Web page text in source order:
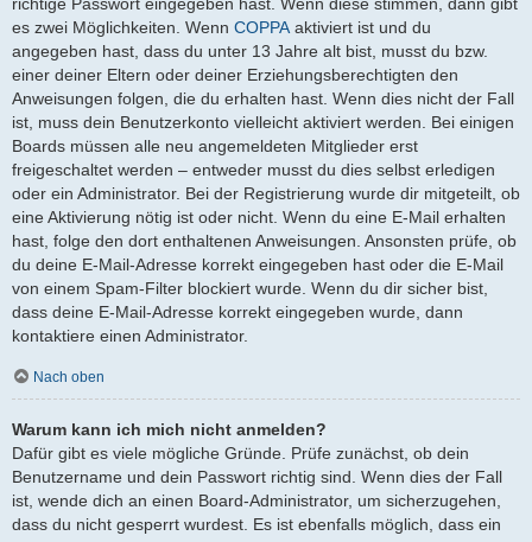
es zwei Möglichkeiten. Wenn COPPA aktiviert ist und du
angegeben hast, dass du unter 13 Jahre alt bist, musst du bzw.
einer deiner Eltern oder deiner Erziehungsberechtigten den
Anweisungen folgen, die du erhalten hast. Wenn dies nicht der Fall
ist, muss dein Benutzerkonto vielleicht aktiviert werden. Bei einigen
Boards müssen alle neu angemeldeten Mitglieder erst
freigeschaltet werden – entweder musst du dies selbst erledigen
oder ein Administrator. Bei der Registrierung wurde dir mitgeteilt, ob
eine Aktivierung nötig ist oder nicht. Wenn du eine E-Mail erhalten
hast, folge den dort enthaltenen Anweisungen. Ansonsten prüfe, ob
du deine E-Mail-Adresse korrekt eingegeben hast oder die E-Mail
von einem Spam-Filter blockiert wurde. Wenn du dir sicher bist,
dass deine E-Mail-Adresse korrekt eingegeben wurde, dann
kontaktiere einen Administrator.
Nach oben
Warum kann ich mich nicht anmelden?
Dafür gibt es viele mögliche Gründe. Prüfe zunächst, ob dein
Benutzername und dein Passwort richtig sind. Wenn dies der Fall
ist, wende dich an einen Board-Administrator, um sicherzugehen,
dass du nicht gesperrt wurdest. Es ist ebenfalls möglich, dass ein